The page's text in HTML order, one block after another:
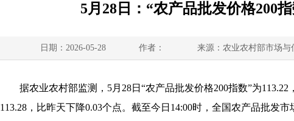
5月28日：“农产品批发价格200
日期：2026-05-28 作者： 来源：农业农村部市场与
据农业农村部监测， 5月28日 “农产品批发价格200指数”为113.22
113.28，比昨天下降0.03个点。截至今日14:00时，全国农产品批发